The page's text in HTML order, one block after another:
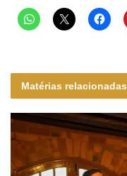
Matérias relacionadas